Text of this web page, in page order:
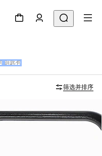
钥匙包
筛选并排序